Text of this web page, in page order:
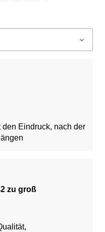
Eindruck, nach der
zu groß